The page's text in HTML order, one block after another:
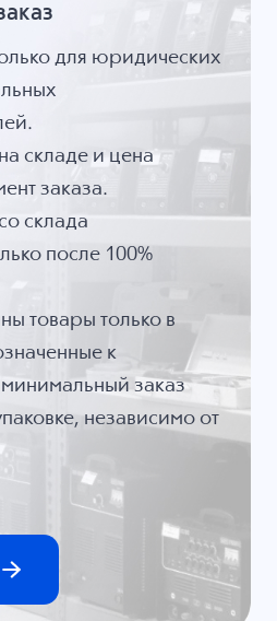
для юридических
складе и цена
заказа.
склада
после 100%
товары только в
к
заказ
независимо от